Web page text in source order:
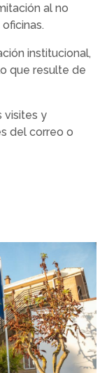
al no
institucional,
que resulte de
visites y
del correo o